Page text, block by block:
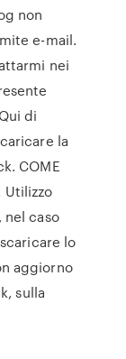
non
e-mail.
nei
di
la
COME
Utilizzo
caso
lo
aggiorno
sulla